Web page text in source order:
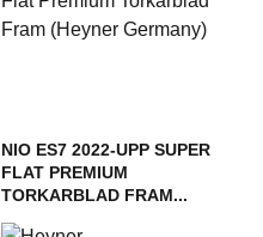
NIO ES7 2022-UPP SUPER
FLAT PREMIUM
TORKARBLAD FRAM...